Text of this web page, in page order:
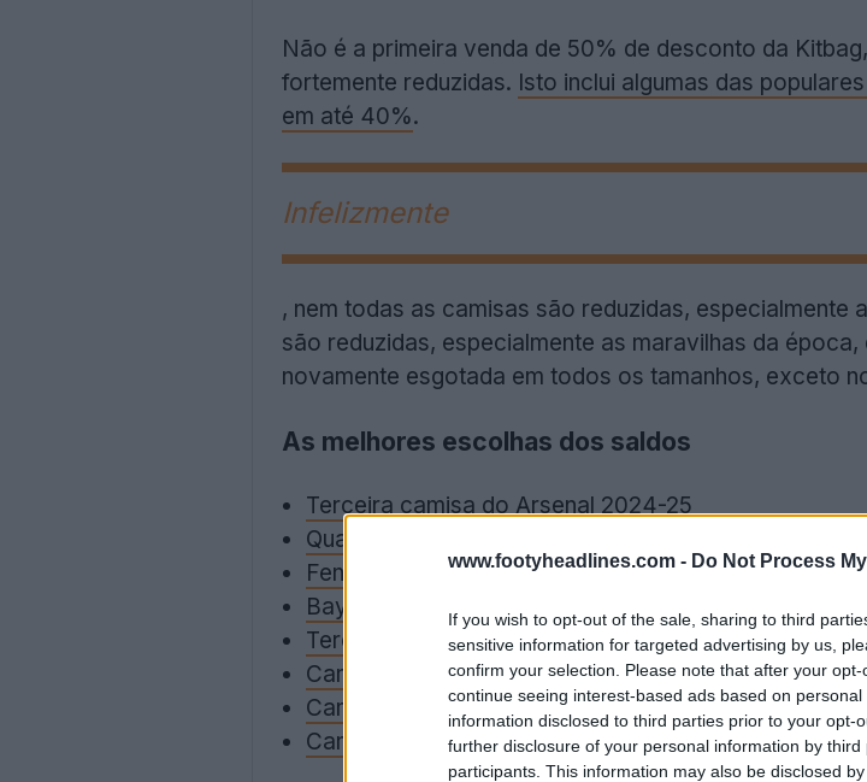
www.footyheadlines.com - Do Not Process
If you wish to opt-out of the sale, sharing to third
sensitive information for targeted advertising by us,
confirm your selection. Please note that after your
continue seeing interest-based ads based on
information disclosed to third parties prior to your opt-
further disclosure of your personal information by third
participants. This information may also be disclosed
Não é a primeira venda de 50% de desconto da
fortemente reduzidas. Isto inclui algumas das
em até 40%.
Infelizmente
, nem todas as camisas são reduzidas,
são reduzidas, especialmente as maravilhas da
novamente esgotada em todos os tamanhos, exceto
As melhores escolhas dos saldos
Terceira camisa do Arsenal 2024-25
Quarto kit do Manchester City 2024-25
Fenerbahçe 2024-25 camisa titular
Bayern de Munique 2024-25 Terceira camisa
Terceira camisa do Sporting Kansas City 2024-25
Camisa titular West Ham United 2024-25
Camisa do 125º aniversário do Milan 2024-25
Camisa titular do Liverpool 2024-25